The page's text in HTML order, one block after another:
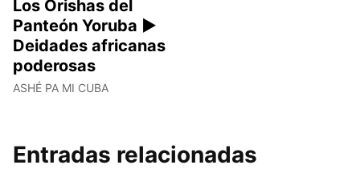
Los Orishas del
Panteón Yoruba ►
Deidades africanas
poderosas
ASHÉ PA MI CUBA
Entradas relacionadas